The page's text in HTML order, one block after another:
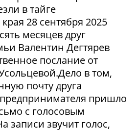
в тайге
28 сентября 2025
месяцев друг
Валентин Дегтярев
послание от
в том,
почту друга
пришло
с голосовым
записи звучит голос,